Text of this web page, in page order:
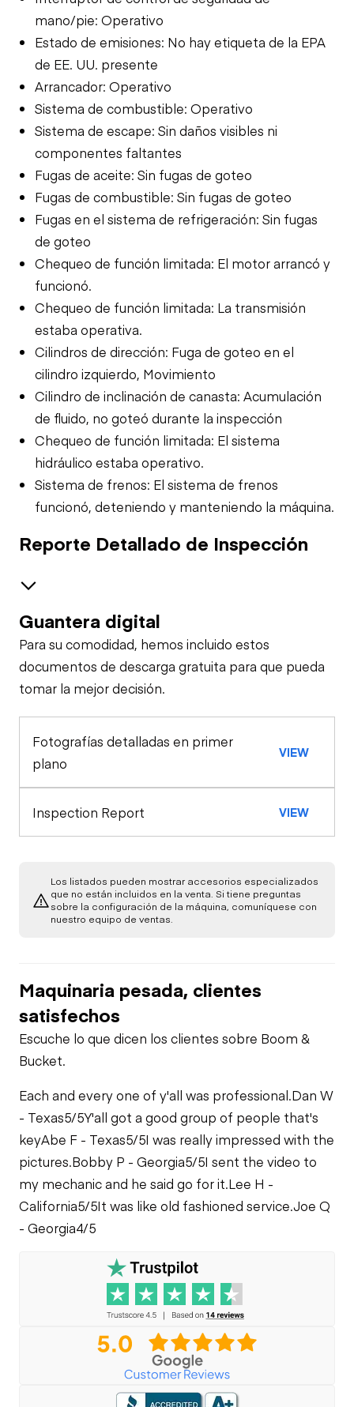
mano/pie: Operativo
Estado de emisiones: No hay etiqueta de la EPA
de EE. UU. presente
Arrancador: Operativo
Sistema de combustible: Operativo
Sistema de escape: Sin daños visibles ni
componentes faltantes
Fugas de aceite: Sin fugas de goteo
Fugas de combustible: Sin fugas de goteo
Fugas en el sistema de refrigeración: Sin fugas
de goteo
Chequeo de función limitada: El motor arrancó y
funcionó.
Chequeo de función limitada: La transmisión
estaba operativa.
Cilindros de dirección: Fuga de goteo en el
cilindro izquierdo, Movimiento
Cilindro de inclinación de canasta: Acumulación
de fluido, no goteó durante la inspección
Chequeo de función limitada: El sistema
hidráulico estaba operativo.
Sistema de frenos: El sistema de frenos
funcionó, deteniendo y manteniendo la máquina.
Reporte Detallado de Inspección
Safety
Swing Brake
Control Station Ground
Warning Lights
Limited Function
Check
Control Station Upper
Emergency Shut
Off Switch
Hand/Foot Switch
Check
General Appearance
Engine
Starter
Oil Leaks
Cooling System
Leaks
Drivetrain
Check
Hydraulics
Limited Function
Check
Guantera digital
Para su comodidad, hemos incluido estos
documentos de descarga gratuita para que pueda
tomar la mejor decisión.
Fotografías detalladas en primer
plano
VIEW
Inspection Report VIEW
Los listados pueden mostrar accesorios especializados
que no están incluidos en la venta. Si tiene preguntas
sobre la configuración de la máquina, comuníquese con
nuestro equipo de ventas.
Maquinaria pesada, clientes
satisfechos
Escuche lo que dicen los clientes sobre Boom &
Bucket.
Each and every one of y'all was professional.Dan W
- Texas5/5Y'all got a good group of people that's
keyAbe F - Texas5/5I was really impressed with the
pictures.Bobby P - Georgia5/5I sent the video to
my mechanic and he said go for it.Lee H -
California5/5It was like old fashioned service.Joe Q
- Georgia4/5